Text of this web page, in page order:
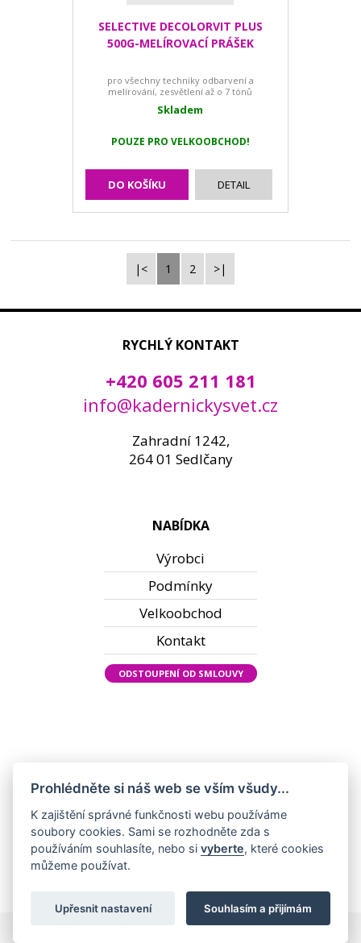
SELECTIVE DECOLORVIT PLUS
500G-MELÍROVACÍ PRÁŠEK
pro všechny techniky odbarvení a
melírování, zesvětlení až o 7 tónů
Skladem
POUZE PRO VELKOOBCHOD!
DO KOŠÍKU DETAIL
|< 1 2 >|
RYCHLÝ KONTAKT
+420 605 211 181
info@kadernickysvet.cz
Zahradní 1242,
264 01 Sedlčany
NABÍDKA
Výrobci
Podmínky
Velkoobchod
Kontakt
ODSTOUPENÍ OD SMLOUVY
Všechna práva vyhrazena ©2022 KadeřnickýSvět.cz |Nastavení cookies
Prohlédněte si náš web se vším všudy...
K zajištění správné funkčnosti webu používáme
soubory cookies. Sami se rozhodněte zda s
používáním souhlasíte, nebo sivyberte, které cookies
můžeme používat.
Souhlasím a přijímám
Upřesnit nastavení